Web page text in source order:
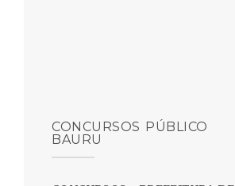
CONCURSOS PÚBLICO
BAURU